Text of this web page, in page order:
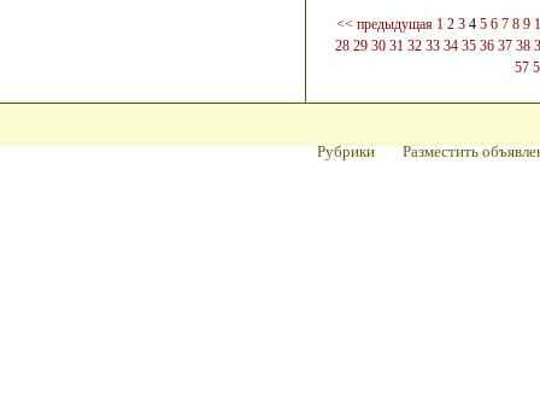
<< предыдущая 1 2 34 5 6 7 8 9
28 29 30 31 32 33 34 35 36 37 38
57
Рубрики Разместить